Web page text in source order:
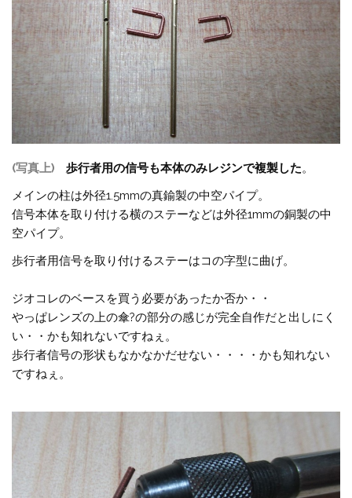
(写真上) 歩行者用の信号も本体のみレジンで複製した。
メインの柱は外径1.5mmの真鍮製の中空パイプ。
信号本体を取り付ける横のステーなどは外径1mmの銅製の中
空パイプ。
歩行者用信号を取り付けるステーはコの字型に曲げ。
ジオコレのベースを買う必要があったか否か・・
やっぱレンズの上の傘?の部分の感じが完全自作だと出しにく
い・・かも知れないですねぇ。
歩行者信号の形状もなかなかだせない・・・・かも知れない
ですねぇ。